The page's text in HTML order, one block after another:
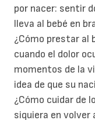
por nacer: sentir
lleva al bebé en
¿Cómo prestar al
cuando el dolor
momentos de la
idea de que su
¿Cómo cuidar de
siquiera en volver